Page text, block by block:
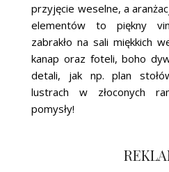
przyjęcie weselne, a
elementów to piękny
zabrakło na sali miękkich
kanap oraz foteli, boho
detali, jak np. plan
lustrach w złoconych
pomysły!